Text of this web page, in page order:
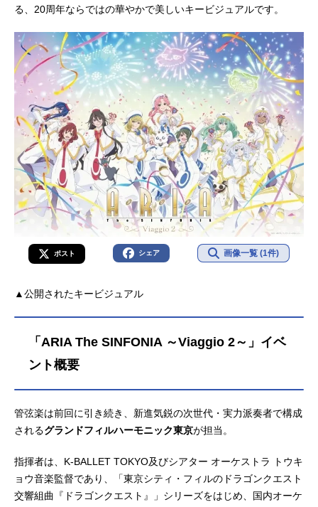
る、20周年ならではの華やかで美しいキービジュアルです。
ポスト シェア 画像一覧 (1件)
▲公開されたキービジュアル
「ARIA The SINFONIA ～Viaggio 2～」イベ
ント概要
管弦楽は前回に引き続き、新進気鋭の次世代・実力派奏者で構成
されるグランドフィルハーモニック東京が担当。
指揮者は、K-BALLET TOKYO及びシアター オーケストラ トウキ
ョウ音楽監督であり、「東京シティ・フィルのドラゴンクエスト
交響組曲『ドラゴンクエスト』」シリーズをはじめ、国内オーケ